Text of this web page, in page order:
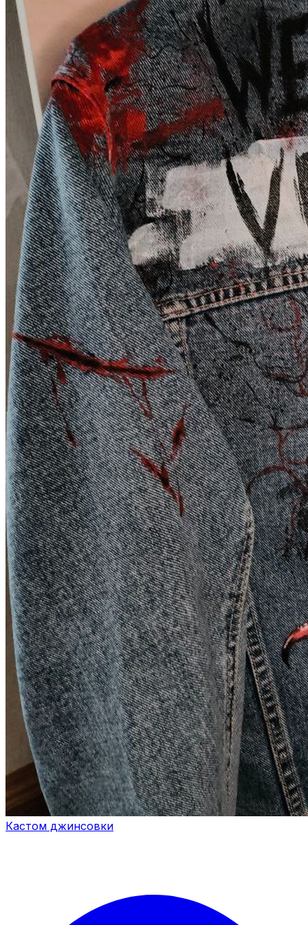
Кастом джинсовки